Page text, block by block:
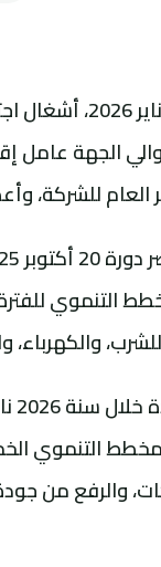
احتضن مقر ولاية جهة
الجهة عامل
العام للشركة،
والرفع من